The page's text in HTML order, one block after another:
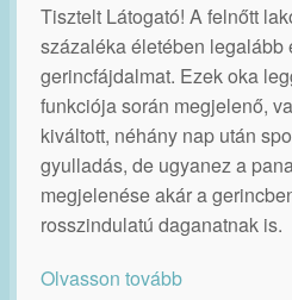
Tisztelt Látogató! A felnőtt
százaléka életében legalább
gerincfájdalmat. Ezek oka
funkciója során megjelenő,
kiváltott, néhány nap után
gyulladás, de ugyanez a
megjelenése akár a
rosszindulatú daganatnak is.
Olvasson tovább